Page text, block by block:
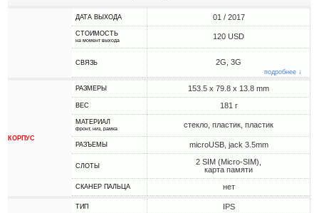
ДАТА ВЫХОДА 01 / 2017
СТОИМОСТЬ
на момент выхода 120 USD
СВЯЗЬ 2G, 3G
подробнее ↓
КОРПУС
РАЗМЕРЫ 153.5 x 79.8 x 13.8 mm
ВЕС 181 г
МАТЕРИАЛ
фронт, низ, рамка стекло, пластик, пластик
РАЗЪЕМЫ microUSB, jack 3.5mm
СЛОТЫ
2 SIM (Micro-SIM),
карта памяти
СКАНЕР ПАЛЬЦА нет
ТИП IPS